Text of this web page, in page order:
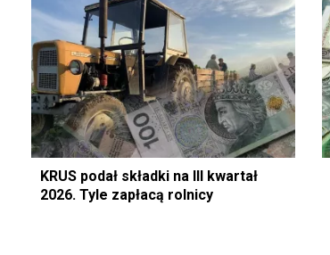
KRUS podał składki na III kwartał
2026. Tyle zapłacą rolnicy